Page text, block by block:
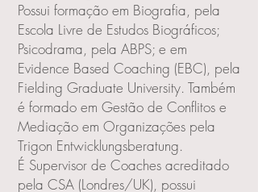
Possui formação em Biografia, pela
Escola Livre de Estudos Biográficos;
Psicodrama, pela ABPS; e em
Evidence Based Coaching (EBC), pela
Fielding Graduate University. Também
é formado em Gestão de Conflitos e
Mediação em Organizações pela
Trigon Entwicklungsberatung.
É Supervisor de Coaches acreditado
pela CSA (Londres/UK), possui